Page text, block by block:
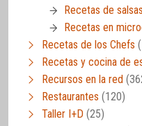
Recetas de salsas
Recetas en
Recetas de los Chefs
Recetas y cocina de
Recursos en la red
Restaurantes (120)
Taller I+D (25)